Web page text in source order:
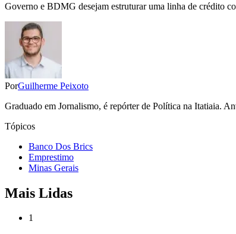
Governo e BDMG desejam estruturar uma linha de crédito
PorGuilherme Peixoto
Graduado em Jornalismo, é repórter de Política na Itatiaia.
Tópicos
Banco Dos Brics
Emprestimo
Minas Gerais
Mais Lidas
1